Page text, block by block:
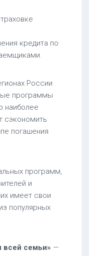
кредита по
России
программы
наиболее
сэкономить
погашения
программ,
и
имеет свои
популярных
всей семьи» —